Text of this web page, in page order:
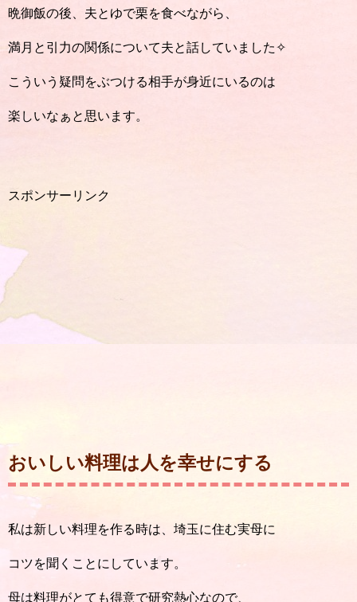
晩御飯の後、夫とゆで栗を食べながら、
満月と引力の関係について夫と話していました✧
こういう疑問をぶつける相手が身近にいるのは
楽しいなぁと思います。
スポンサーリンク
おいしい料理は人を幸せにする
私は新しい料理を作る時は、埼玉に住む実母に
コツを聞くことにしています。
母は料理がとても得意で研究熱心なので、